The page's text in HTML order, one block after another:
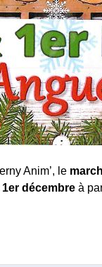
Anim’, le
décembre à